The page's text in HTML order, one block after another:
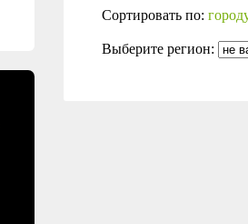
Сортировать по:
Выберите регион: